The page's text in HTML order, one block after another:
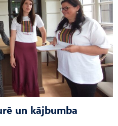
un kājbumba